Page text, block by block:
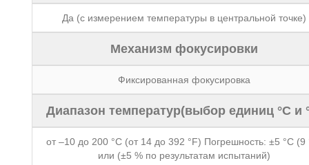
Да (с измерением температуры в центральной точке)
Механизм фокусировки
Фиксированная фокусировка
Диапазон температур(выбор единиц °C и
от –10 до 200 °C (от 14 до 392 °F) Погрешность: ±5 °C (9
или (±5 % по результатам испытаний)